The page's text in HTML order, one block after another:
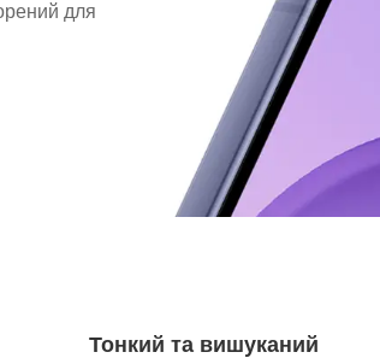
для
Тонкий та вишуканий